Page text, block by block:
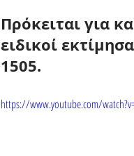
Πρόκειται για
ειδικοί
1505.
https://www.youtube.com/